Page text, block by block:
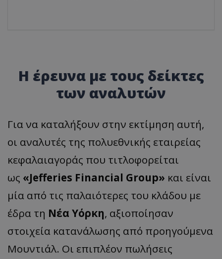
Η έρευνα με τους δείκτες
των αναλυτών
Για να καταλήξουν στην εκτίμηση αυτή,
οι αναλυτές της πολυεθνικής εταιρείας
κεφαλαιαγοράς που τιτλοφορείται
ως «Jefferies Financial Group» και είναι
μία από τις παλαιότερες του κλάδου με
έδρα τη Νέα Υόρκη, αξιοποίησαν
στοιχεία κατανάλωσης από προηγούμενα
Μουντιάλ. Οι επιπλέον πωλήσεις